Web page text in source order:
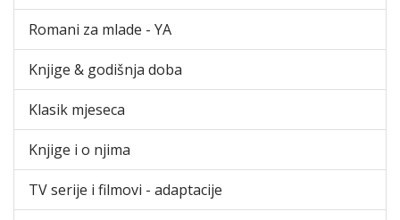
Romani za mlade - YA
Knjige & godišnja doba
Klasik mjeseca
Knjige i o njima
TV serije i filmovi - adaptacije